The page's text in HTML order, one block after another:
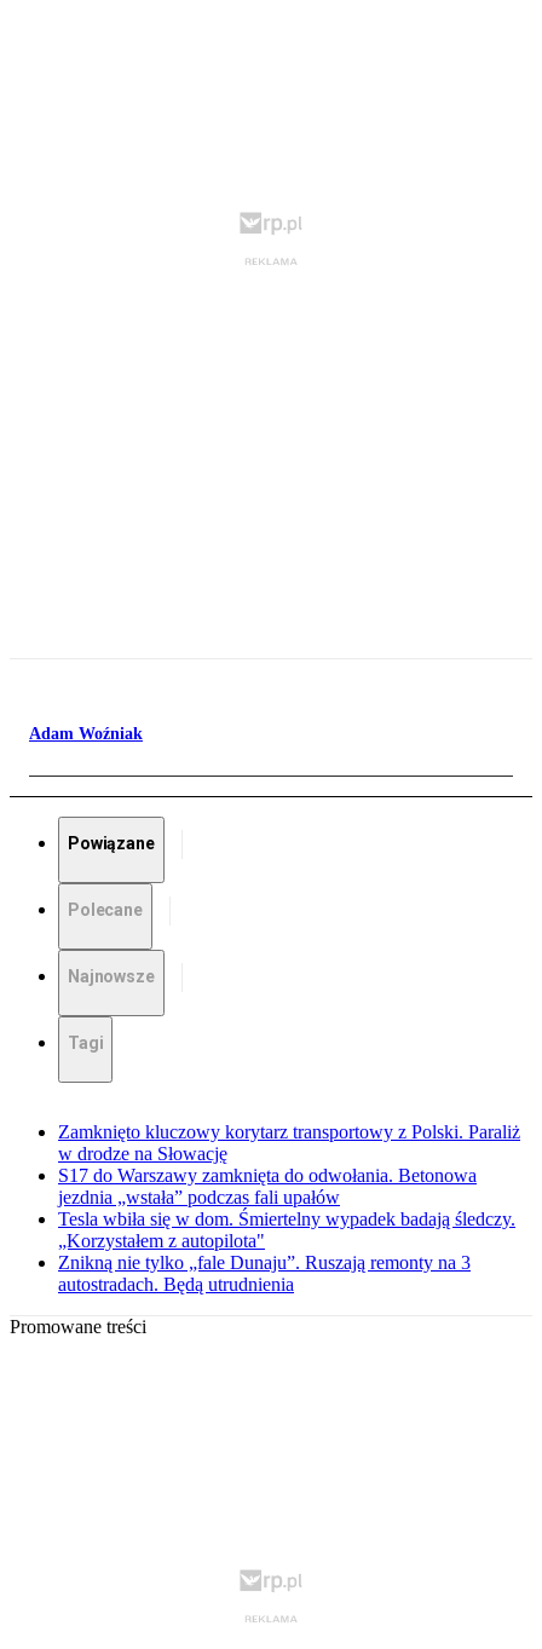
Adam Woźniak
Powiązane
Polecane
Najnowsze
Tagi
Zamknięto kluczowy korytarz transportowy z Polski. Paraliż
w drodze na Słowację
S17 do Warszawy zamknięta do odwołania. Betonowa
jezdnia „wstała” podczas fali upałów
Tesla wbiła się w dom. Śmiertelny wypadek badają śledczy.
„Korzystałem z autopilota"
Znikną nie tylko „fale Dunaju”. Ruszają remonty na 3
autostradach. Będą utrudnienia
Promowane treści